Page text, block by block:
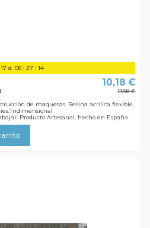
17 d. 06 :27 :13
10,18 €
11,98 €
de maquetas. Resina acrílica flexible,
Producto Artesanal, hecho en España.